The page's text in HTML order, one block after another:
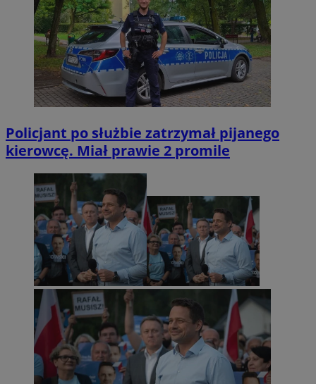
Policjant po służbie zatrzymał pijanego
kierowcę. Miał prawie 2 promile